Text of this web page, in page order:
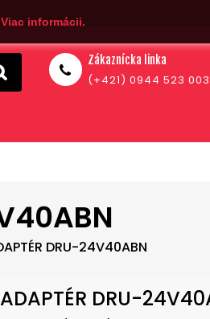
Viac informácii.
Zákaznícka linka
(+421) 0944 523 003
DRU-24V40ABN
DRU-